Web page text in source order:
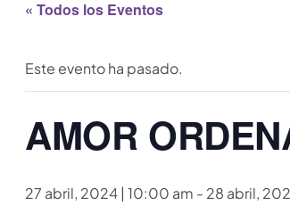
« Todos los Eventos
Este evento ha pasado.
AMOR
27 abril, 2024 | 10:00 am - 28 abril,